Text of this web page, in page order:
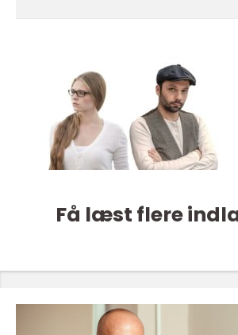
Få læst flere